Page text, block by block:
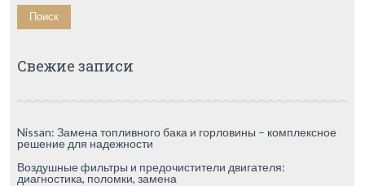
Свежие записи
Nissan: Замена топливного бака и горловины – комплексное
решение для надежности
Воздушные фильтры и предочистители двигателя:
диагностика, поломки, замена